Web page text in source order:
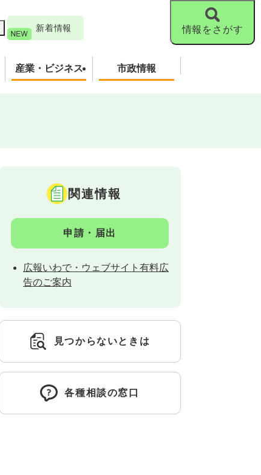
新着情報
産業・ビジネス 市政情報
情報をさがす
関連情報
申請・届出
広報いわで・ウェブサイト有料広
告のご案内
見つからないときは
各種相談の窓口